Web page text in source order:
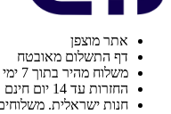
אתר מוצפן
דף התשלום מאובטח
משלוח מהיר בתוך 7 ימי עבודה
החזרות עד 14 יום חינם
חנות ישראלית.